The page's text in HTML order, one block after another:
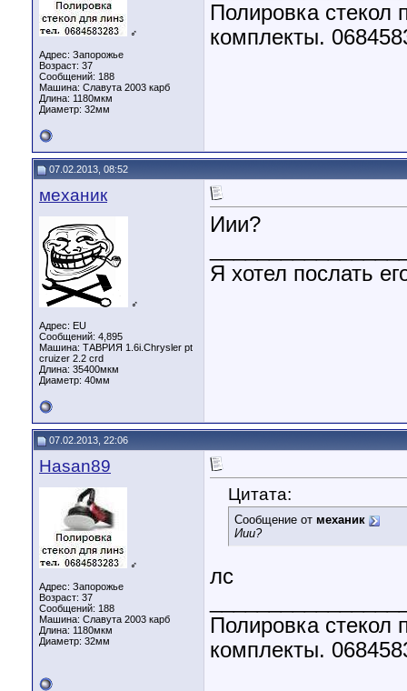
♂
Адрес: Запорожье
Возраст: 37
Сообщений: 188
Машина: Славута 2003 карб
Длина: 1180мкм
Диаметр: 32мм
Полировка
комплекты.
07.02.2013, 08:52
механик
♂
Адрес: EU
Сообщений: 4,895
Машина: ТАВРИЯ 1.6i.Chrysler pt
cruizer 2.2 crd
Длина: 35400мкм
Диаметр: 40мм
Иии?
Я хотел послать
07.02.2013, 22:06
Hasan89
♂
Адрес: Запорожье
Возраст: 37
Сообщений: 188
Машина: Славута 2003 карб
Длина: 1180мкм
Диаметр: 32мм
Цитата:
Сообщение от механик
Иии?
лс
Полировка
комплекты.